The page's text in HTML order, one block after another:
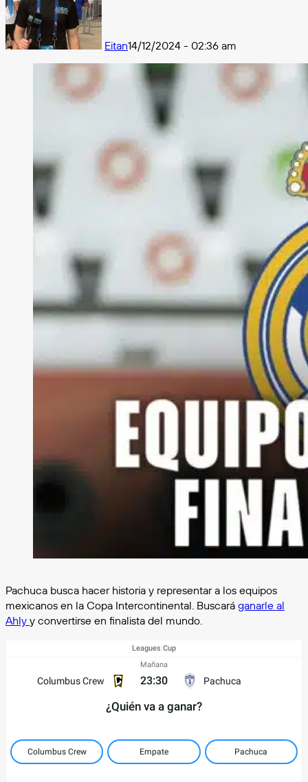
Eitan14/12/2024 - 02:36 am
Pachuca busca hacer historia y representar a los equipos
mexicanos en la Copa Intercontinental. Buscará ganarle al
Ahly y convertirse en finalista del mundo.
Leagues Cup
Columbus Crew
Mañana
23:30 Pachuca
¿Quién va a ganar?
Columbus Crew Empate Pachuca